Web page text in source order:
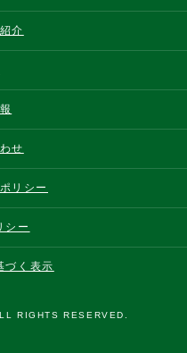
介
せ
リシー
シー
づく表示
RIGHTS RESERVED.